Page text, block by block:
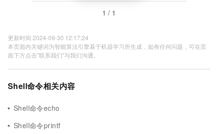
1 / 1
更新时间 2024-09-30 12:17:24
本页面内关键词为智能算法引擎基于机器学习所生成，如有任何问题，可在页
面下方点击"联系我们"与我们沟通。
Shell命令相关内容
Shell命令echo
Shell命令printf